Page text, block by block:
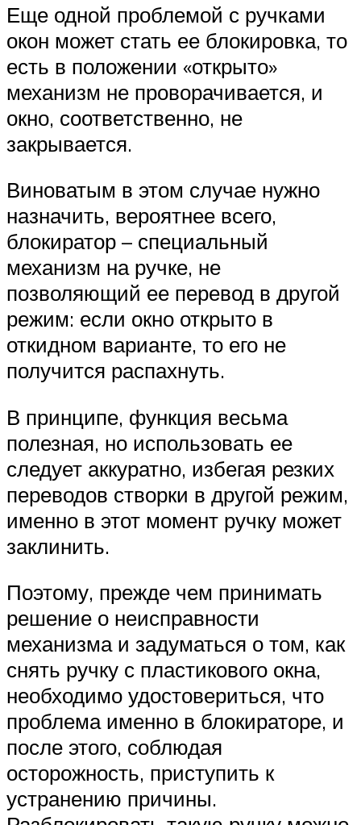
Еще одной проблемой с ручками
окон может стать ее блокировка, то
есть в положении «открыто»
механизм не проворачивается, и
окно, соответственно, не
закрывается.
Виноватым в этом случае нужно
назначить, вероятнее всего,
блокиратор – специальный
механизм на ручке, не
позволяющий ее перевод в другой
режим: если окно открыто в
откидном варианте, то его не
получится распахнуть.
В принципе, функция весьма
полезная, но использовать ее
следует аккуратно, избегая резких
переводов створки в другой режим,
именно в этот момент ручку может
заклинить.
Поэтому, прежде чем принимать
решение о неисправности
механизма и задуматься о том, как
снять ручку с пластикового окна,
необходимо удостовериться, что
проблема именно в блокираторе, и
после этого, соблюдая
осторожность, приступить к
устранению причины.